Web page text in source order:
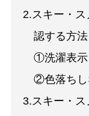
2.スキー・
認する方法
①洗濯表示
②色落ちし
3.スキー・